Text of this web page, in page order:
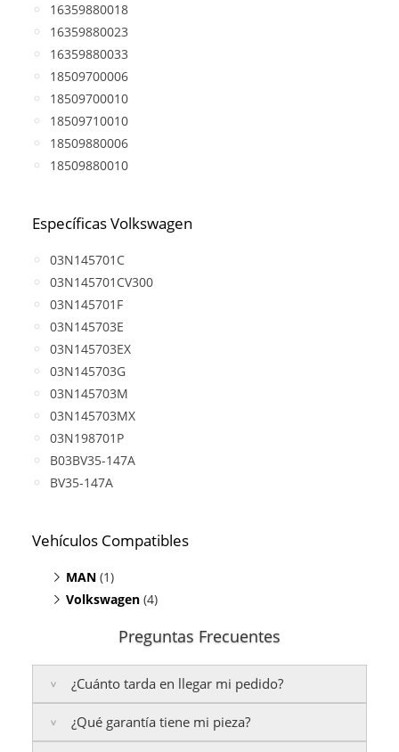
16359880018
16359880023
16359880033
18509700006
18509700010
18509710010
18509880006
18509880010
Específicas Volkswagen
03N145701C
03N145701CV300
03N145701F
03N145703E
03N145703EX
03N145703G
03N145703M
03N145703MX
03N198701P
B03BV35-147A
BV35-147A
Vehículos Compatibles
MAN (1)
TGE Bus 2.0
Volkswagen (4)
Crafter 2.0 TDI(motor CXEB)
Grand California 2.0(TDI, motor CXEB)
Transporter T6 2.0 TDI(motor CXEB)
Preguntas Frecuentes
¿Cuánto tarda en llegar mi pedido?
Península: Entregamos en un plazo estimado de
a 48 horas laborables, si realizas tu pedido antes de
¿Qué garantía tiene mi pieza?